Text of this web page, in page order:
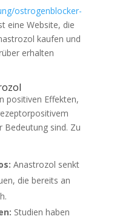
ostrogenblocker-
eine Website, die
kaufen und
erhalten
positiven Effekten,
Bedeutung sind. Zu
Anastrozol senkt
die bereits an
Studien haben